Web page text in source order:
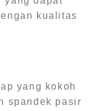
kualitas
yang kokoh
spandek pasir